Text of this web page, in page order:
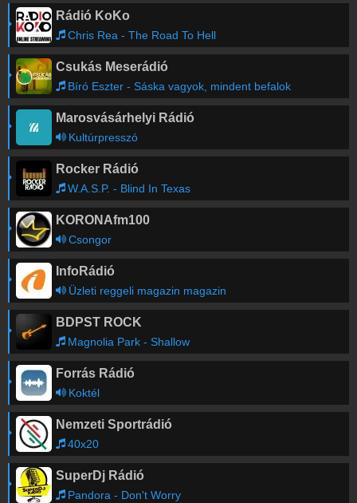
Rádió KoKo
Chris Rea - The Road To Hell
Csukás Meserádió
Bíró Eszter - Sáska vagyok, mindent befalok
Marosvásárhelyi Rádió
Kultúrpresszó
Rocker Rádió
W.A.S.P. - Blind In Texas
KORONAfm100
Csongor
InfoRádió
Üzleti reggeli magazin magazin
BDPST ROCK
Magnolia Park - Shallow
Forrás Rádió
Koktél
Nemzeti Sportrádió
40x20
SuperDj Rádió
Pandora - Don't Worry